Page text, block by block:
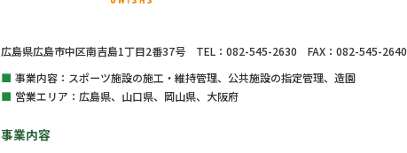
広島県広島市中区南吉島1丁目2番37号 TEL：082-545-2630 FAX：082-545-2640
事業内容： スポーツ施設の施工・維持管理、 公共施設の指定管理、 造園
営業エリア： 広島県、山口県、岡山県、大阪府
事業内容